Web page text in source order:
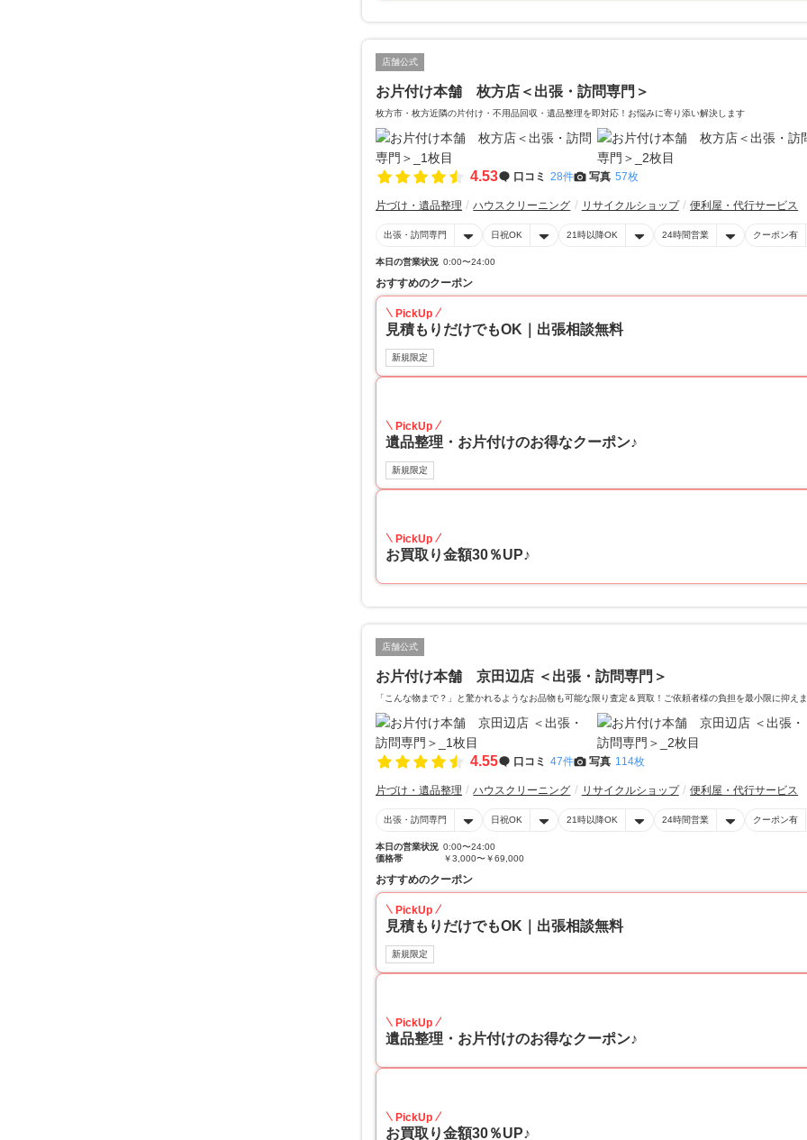
店舗公式
お片付け本舗 枚方店＜出張・訪問専門＞
枚方市・枚方近隣の片付け・不用品回収・遺品整理を即対応！お悩みに寄り添い解決します
4.53 口コミ 28件 写真 57枚
片づけ・遺品整理 ハウスクリーニング リサイクルショップ 便利屋・代行サービス
出張・訪問専門 日祝OK 21時以降OK 24時間営業 クーポン有
本日の営業状況 0:00〜24:00
おすすめのクーポン
PickUp
見積もりだけでもOK｜出張相談無料
新規限定
PickUp
遺品整理・お片付けのお得なクーポン♪
新規限定
PickUp
お買取り金額30％UP♪
店舗公式
お片付け本舗 京田辺店 ＜出張・訪問専門＞
「こんな物まで？」と驚かれるようなお品物も可能な限り査定＆買取！ご依頼者様の負担を最小限に抑え
4.55 口コミ 47件 写真 114枚
片づけ・遺品整理 ハウスクリーニング リサイクルショップ 便利屋・代行サービス
出張・訪問専門 日祝OK 21時以降OK 24時間営業 クーポン有
本日の営業状況 0:00〜24:00
価格帯
￥3,000〜￥69,000
おすすめのクーポン
PickUp
見積もりだけでもOK｜出張相談無料
新規限定
PickUp
遺品整理・お片付けのお得なクーポン♪
PickUp
お買取り金額30％UP♪